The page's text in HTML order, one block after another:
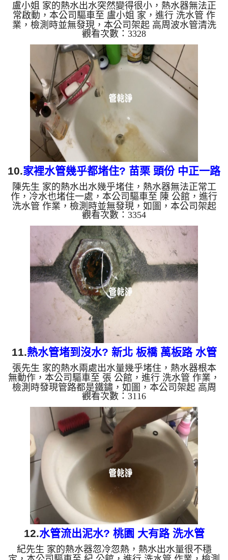
管
盧小姐 家的熱水出水突然變得很小，熱水器無法正
常啟動，本公司驅車至 盧小姐 家，進行 洗水管 作
業，檢測時並無發現，本公司架起 高周波水管清洗
機，灌入 檸檬酸 至管路裡面，等了約15分，開啟 水
管清洗機 ，啟動 脈衝 模式，一洗水管就流出一堆魷
魚絲在排水孔，如圖，還不時流出土黑色髒水，兩個
多小時後，熱水管路清洗乾淨出水量也恢復正常，熱
水氣能正常動作了!! 如是自來水，如水管老化，會產
生鐵鏽跟泥沙堆積，洗出來的水就會是咖啡色，地下
水含有氧化錳，管壁上會結成黑色管垢，洗出來的水
會跟石油一樣黑，...
觀看次數：3328
10.家裡水管幾乎都堵住? 苗栗 頭份 中正一路
清洗水管
陳先生 家的熱水出水幾乎堵住，熱水器無法正常工
作，冷水也堵住一處，本公司驅車至 陳 公館，進行
洗水管 作業，檢測時並無發現，如圖，本公司架起
高周波水管清洗機，灌入 檸檬酸 至管路裡面，等了
約15分，開啟 水管清洗機 ，啟動 脈衝 模式，一洗水
管就噴髒水，還掉出不少一公分大小的異物，如下圖
片影片，三個多小時後，所有管路清洗乾淨出水量也
恢復正常，熱水冷水能正常使用了!! 如是自來水，如
水管老化，會產生鐵鏽跟泥沙堆積，洗出來的水就會
是咖啡色，地下水含有氧化錳，管壁上會結成黑色管
垢，洗出來的水...
觀看次數：3354
11.熱水管堵到沒水? 新北 板橋 萬板路 水管
清洗
張先生 家的熱水兩處出水量幾乎堵住，熱水器根本
無動作，本公司驅車至 張 公館，進行 洗水管 作業，
檢測時發現管路都是鐵鏽，如圖，本公司架起 高周
波水管清洗機，灌入 檸檬酸 至管路裡面，等了約15
分，開啟 水管清洗機 ，啟動 脈衝 模式，一洗水管就
噴棕色髒水，越洗就越髒，如下圖片影片，三個多小
時後，管路清洗乾淨熱水出水量恢復，熱水器能正常
動作了!! 如是自來水，如水管老化，會產生鐵鏽跟泥
沙堆積，洗出來的水就會是咖啡色，地下水含有氧化
錳，管壁上會結成黑色管垢，洗出來的水會跟石油一
樣黑，有些洗出...
觀看次數：3116
12.水管流出泥水? 桃園 大有路 洗水管
紀先生 家的熱水器忽冷忽熱，熱水出水量很不穩